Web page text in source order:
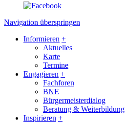
Navigation überspringen
Informieren +
Aktuelles
Karte
Termine
Engagieren +
Fachforen
BNE
Bürgermeisterdialog
Beratung & Weiterbildung
Inspirieren +